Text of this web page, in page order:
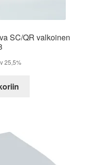
SC/QR valkoinen
25,5%